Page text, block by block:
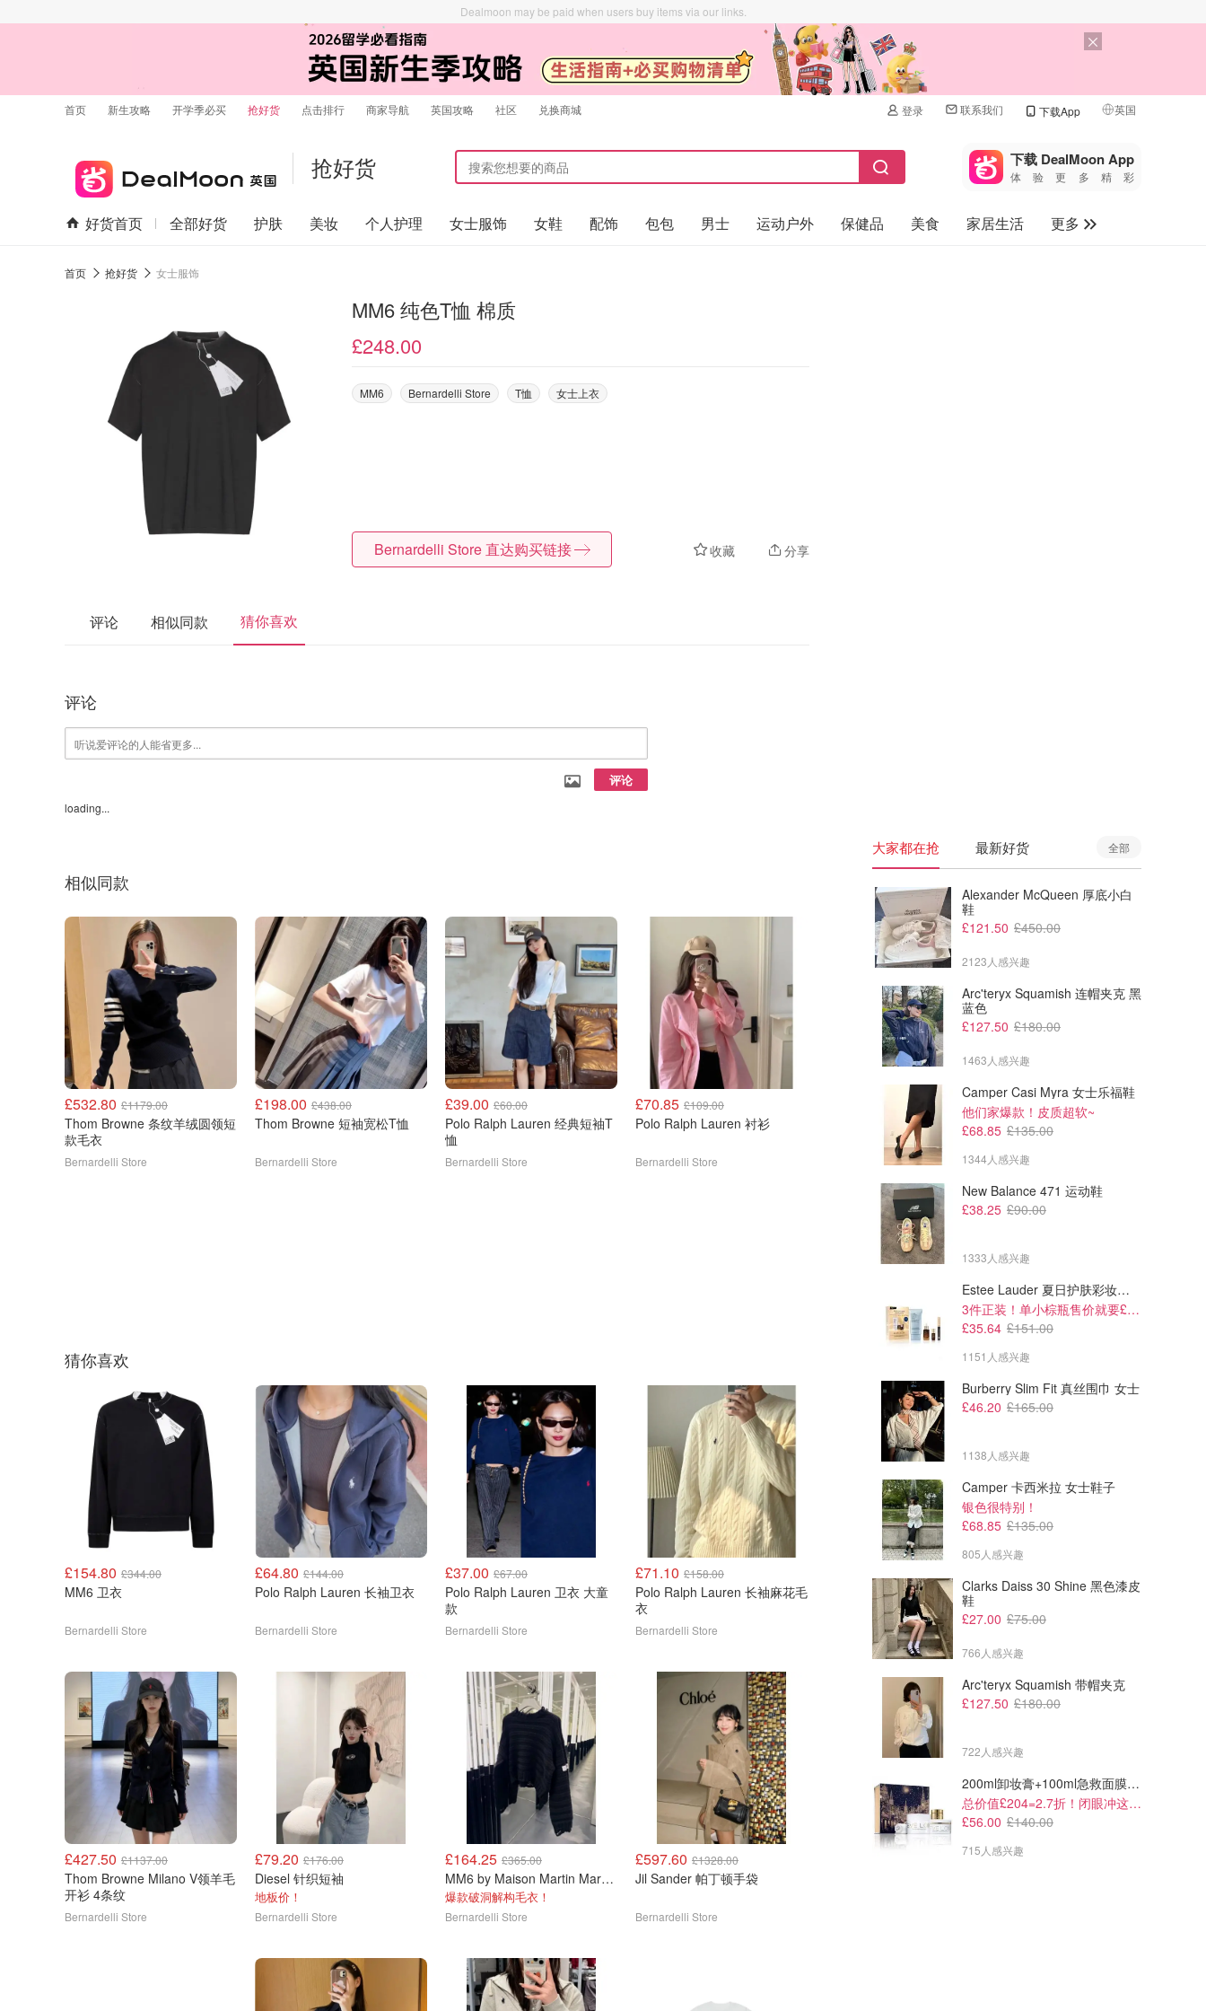
Dealmoon may be paid when users buy items via our links.
首页 新生攻略 开学季必买 抢好货 点击排行 商家导航 英国攻略 社区 兑换商城 登录 联系我们 下载App 英国
🇺🇸
🇨🇳 中国
🇨🇦加拿大
抢好货 下载 DealMoon App
体验更多精彩
好货首页 全部好货 护肤 美妆 个人护理 女士服饰 女鞋 配饰 包包 男士 运动户外 保健品 美食 家居生活
更多
首页 抢好货 女士服饰
MM6 纯色T恤 棉质
£248.00
MM6 Bernardelli Store T恤 女士上衣
收藏 分享
Bernardelli Store 直达购买链接
评论 相似同款 猜你喜欢
评论
评论
loading...
相似同款
£532.80 £1179.00
Thom Browne 条纹羊绒圆领短
款毛衣
Bernardelli Store
£198.00 £438.00
Thom Browne 短袖宽松T恤
Bernardelli Store
£39.00 £60.00
Polo Ralph Lauren 经典短袖T
恤
Bernardelli Store
£70.85 £109.00
Polo Ralph Lauren 衬衫
Bernardelli Store
£1179.00
Thom Browne 条纹羊绒圆领短
Bernardelli Store
£198.00 £438.00
Thom Browne 短袖宽松T恤
Bernardelli Store
猜你喜欢
£154.80 £344.00
MM6 卫衣
Bernardelli Store
£64.80 £144.00
Polo Ralph Lauren 长袖卫衣
Bernardelli Store
£37.00 £67.00
Polo Ralph Lauren 卫衣 大童
款
Bernardelli Store
£71.10 £158.00
Polo Ralph Lauren 长袖麻花毛
衣
Bernardelli Store
£427.50 £1137.00
Thom Browne Milano V领羊毛
开衫 4条纹
Bernardelli Store
£79.20 £176.00
Diesel 针织短袖
地板价！
Bernardelli Store
£164.25 £365.00
MM6 by Maison Martin Margiela 解构毛衣
爆款破洞解构毛衣！
Bernardelli Store
£597.60 £1328.00
Jil Sander 帕丁顿手袋
Bernardelli Store
大家都在抢 最新好货 全部
Alexander McQueen 厚底小白
鞋
£121.50 £450.00
2123人感兴趣
Arc'teryx Squamish 连帽夹克 黑
蓝色
£127.50 £180.00
1463人感兴趣
Camper Casi Myra 女士乐福鞋
他们家爆款！皮质超软~
£68.85 £135.00
1344人感兴趣
New Balance 471 运动鞋
£38.25 £90.00
1333人感兴趣
Estee Lauder 夏日护肤彩妆礼盒
3件正装！单小棕瓶售价就要£65！
£35.64 £151.00
1151人感兴趣
Burberry Slim Fit 真丝围巾 女士
£46.20 £165.00
1138人感兴趣
Camper 卡西米拉 女士鞋子
银色很特别！
£68.85 £135.00
805人感兴趣
Clarks Daiss 30 Shine 黑色漆皮
鞋
£27.00 £75.00
766人感兴趣
Arc'teryx Squamish 带帽夹克
£127.50 £180.00
722人感兴趣
200ml卸妆膏+100ml急救面膜+面霜+洁颜布
总价值£204=2.7折！闭眼冲这套！
£56.00 £140.00
715人感兴趣